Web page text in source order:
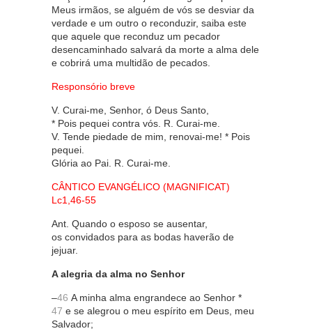
Meus irmãos, se alguém de vós se desviar da
verdade e um outro o reconduzir, saiba este
que aquele que reconduz um pecador
desencaminhado salvará da morte a alma dele
e cobrirá uma multidão de pecados.
Responsório breve
V. Curai-me, Senhor, ó Deus Santo,
* Pois pequei contra vós. R. Curai-me.
V. Tende piedade de mim, renovai-me! * Pois
pequei.
Glória ao Pai. R. Curai-me.
CÂNTICO EVANGÉLICO (MAGNIFICAT)
Lc1,46-55
Ant. Quando o esposo se ausentar,
os convidados para as bodas haverão de
jejuar.
A alegria da alma no Senhor
–46 A minha alma engrandece ao Senhor *
47 e se alegrou o meu espírito em Deus, meu
Salvador;